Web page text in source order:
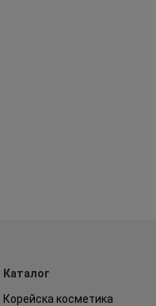
Каталог
Корейска косметика